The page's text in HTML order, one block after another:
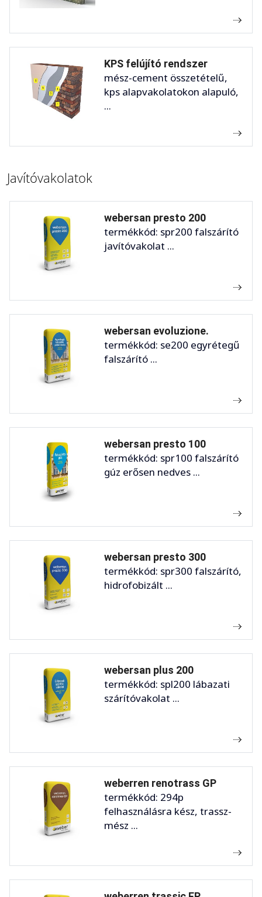
KPS felújító rendszer
mész-cement összetételű,
kps alapvakolatokon alapuló,
...
Javítóvakolatok
webersan presto 200
termékkód: spr200 falszárító
javítóvakolat ...
webersan evoluzione.
termékkód: se200 egyrétegű
falszárító ...
webersan presto 100
termékkód: spr100 falszárító
gúz erősen nedves ...
webersan presto 300
termékkód: spr300 falszárító,
hidrofobizált ...
webersan plus 200
termékkód: spl200 lábazati
szárítóvakolat ...
weberren renotrass GP
termékkód: 294p
felhasználásra kész, trassz-
mész ...